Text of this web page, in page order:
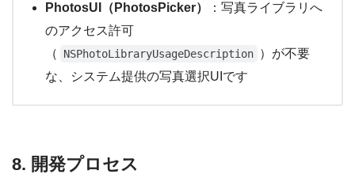
PhotosUI（PhotosPicker）
：写真ライブラリへ
のアクセス許可
（
NSPhotoLibraryUsageDescription ）が不要
な、システム提供の写真選択UIです
8. 開発プロセス